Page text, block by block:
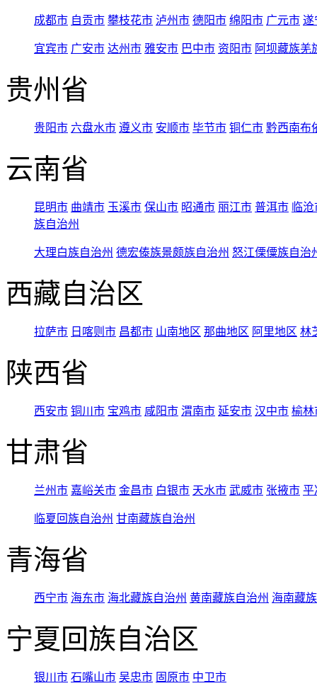
成都市 自贡市 攀枝花市 泸州市 德阳市 绵阳市 广元市 遂
宜宾市 广安市 达州市 雅安市 巴中市 资阳市 阿坝藏族羌
贵州省
贵阳市 六盘水市 遵义市 安顺市 毕节市 铜仁市 黔西南布
云南省
昆明市 曲靖市 玉溪市 保山市 昭通市 丽江市 普洱市 临
族自治州
大理白族自治州 德宏傣族景颇族自治州 怒江傈僳族自治
西藏自治区
拉萨市 日喀则市 昌都市 山南地区 那曲地区 阿里地区 林
陕西省
西安市 铜川市 宝鸡市 咸阳市 渭南市 延安市 汉中市 榆林
甘肃省
兰州市 嘉峪关市 金昌市 白银市 天水市 武威市 张掖市 平
临夏回族自治州 甘南藏族自治州
青海省
西宁市 海东市 海北藏族自治州 黄南藏族自治州 海南藏
宁夏回族自治区
银川市 石嘴山市 吴忠市 固原市 中卫市